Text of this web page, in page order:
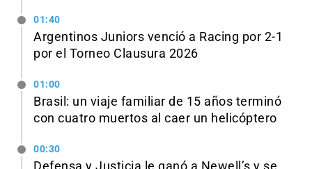
01:40
Argentinos Juniors venció a Racing por 2-1
por el Torneo Clausura 2026
01:00
Brasil: un viaje familiar de 15 años terminó
con cuatro muertos al caer un helicóptero
00:30
Defensa y Justicia le ganó a Newell’s y se